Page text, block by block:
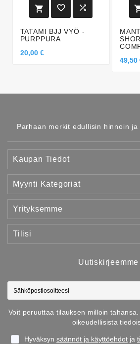
  
TATAMI BJJ VYÖ -
PURPPURA
20,00 €
49,50
Parhaan merkit edullisin hinnoin
Kaupan Tiedot
Myynti Kategoriat
Yrityksemme
Tilisi
Uutiskirjeemme
Voit peruuttaa tilauksen milloin
oikeudellisista
Hyväksyn säännöt ja käyttöehdot ja